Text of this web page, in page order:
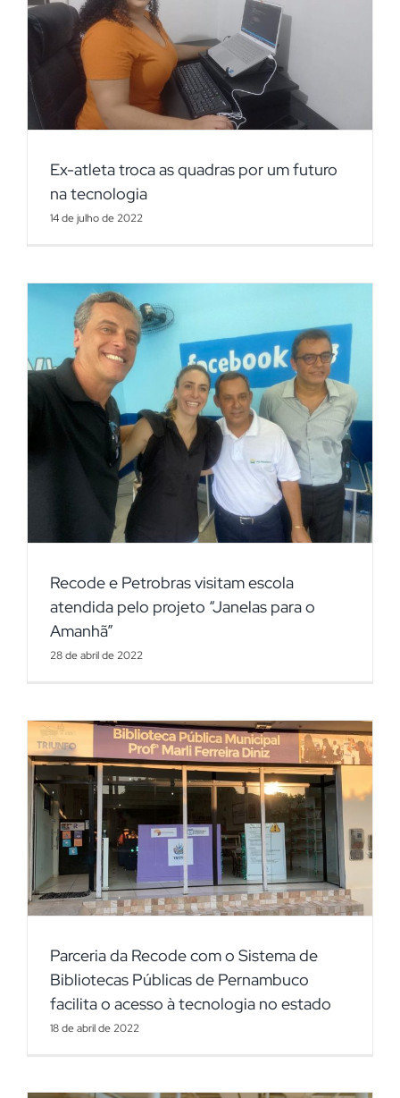
Ex-atleta troca as quadras por um futuro
na tecnologia
14 de julho de 2022
Recode e Petrobras visitam escola
atendida pelo projeto “Janelas para o
Amanhã”
28 de abril de 2022
Parceria da Recode com o Sistema de
Bibliotecas Públicas de Pernambuco
facilita o acesso à tecnologia no estado
18 de abril de 2022